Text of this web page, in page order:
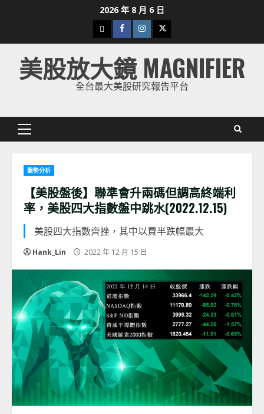
2026 年 8 月 6 日
下
載
美
股
Facebook
Instagram
Twitter
美股放大鏡 MAGNIFIER
全台最大美股研究報告平台
Primary
盤勢分析
【美股盤後】聯準會升兩碼但調高終端利
率，美股四大指數盤中跳水(2022.12.15)
美股四大指數齊挫，其中以費半跌幅最大
Hank_Lin 2022 年 12 月 15 日